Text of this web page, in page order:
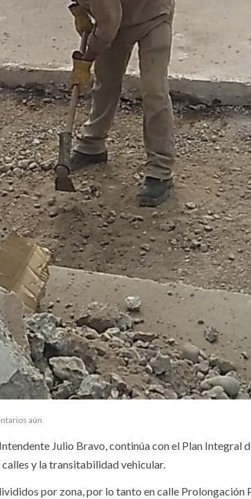
aún
Julio Bravo, continúa con el Plan Integral
y la transitabilidad vehicular.
por zona, por lo tanto en calle Prolongación